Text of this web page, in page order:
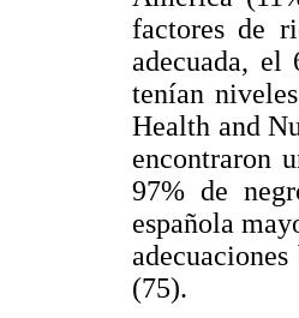
factores de
adecuada, el
tenían
Health and
encontraron
97% de
española
(75).